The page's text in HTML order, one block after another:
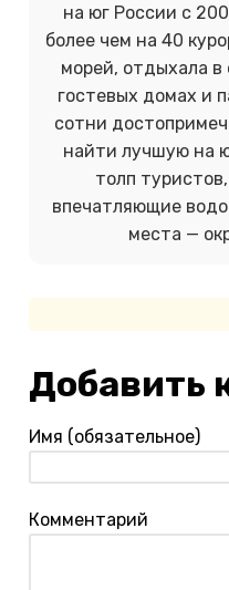
на юг России с
более чем на 40
морей, отдыхала в
гостевых домах и
сотни
найти лучшую на
толп
впечатляющие
места —
Добавить
Имя (обязательное)
Комментарий